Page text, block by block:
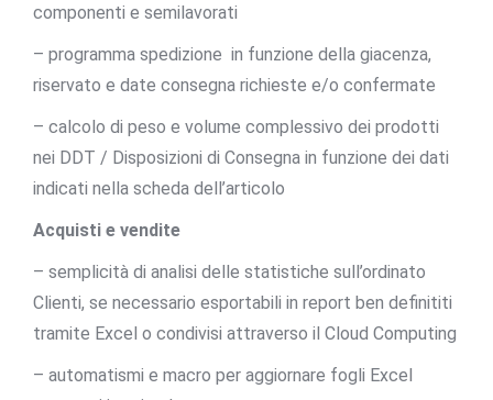
componenti e semilavorati
– programma spedizione in funzione della giacenza,
riservato e date consegna richieste e/o confermate
– calcolo di peso e volume complessivo dei prodotti
nei DDT / Disposizioni di Consegna in funzione dei dati
indicati nella scheda dell’articolo
Acquisti e vendite
– semplicità di analisi delle statistiche sull’ordinato
Clienti, se necessario esportabili in report ben definititi
tramite Excel o condivisi attraverso il Cloud Computing
– automatismi e macro per aggiornare fogli Excel